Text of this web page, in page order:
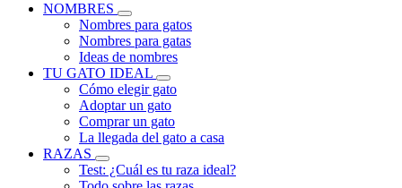
NOMBRES
Nombres para gatos
Nombres para gatas
Ideas de nombres
TU GATO IDEAL
Cómo elegir gato
Adoptar un gato
Comprar un gato
La llegada del gato a casa
RAZAS
Test: ¿Cuál es tu raza ideal?